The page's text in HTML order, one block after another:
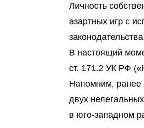
Личность
азартных игр с
В настоящий
ст. 171.2 УК РФ
Напомним, ранее
двух
в юго-западном